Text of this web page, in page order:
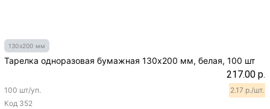
130х200 мм
Тарелка одноразовая бумажная 130х200 мм, белая, 100 шт
217.00 р.
Код 352
100 шт/уп. 2.17 р./шт.